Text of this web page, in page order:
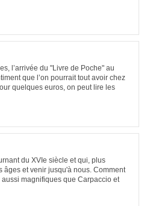
l’arrivée du "Livre de Poche" au
que l’on pourrait tout avoir chez
quelques euros, on peut lire les
du XVIe siècle et qui, plus
et venir jusqu'à nous. Comment
magnifiques que Carpaccio et